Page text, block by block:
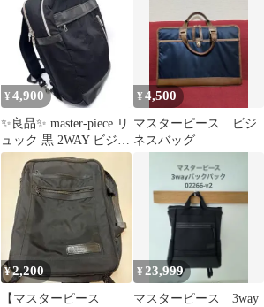
¥ 4,900
✨良品✨ master-piece リ
ュック 黒 2WAY ビジネ
ス PC収納
¥4,500
マスターピース ビジ
ネスバッグ
¥2,200
【マスターピース
¥ 23,999
マスターピース 3way